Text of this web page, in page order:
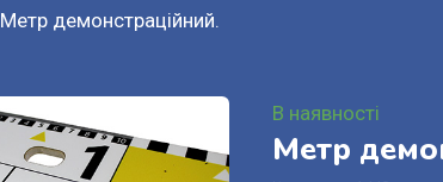
Метр демонстраційний.
В наявності
Метр